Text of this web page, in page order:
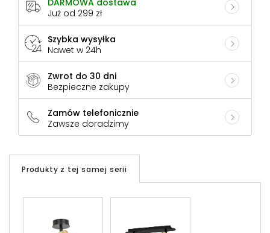
DARMOWA dostawa
Już od 299 zł
Szybka wysyłka
Nawet w 24h
Zwrot do 30 dni
Bezpieczne zakupy
Zamów telefonicznie
Zawsze doradzimy
Produkty z tej samej serii